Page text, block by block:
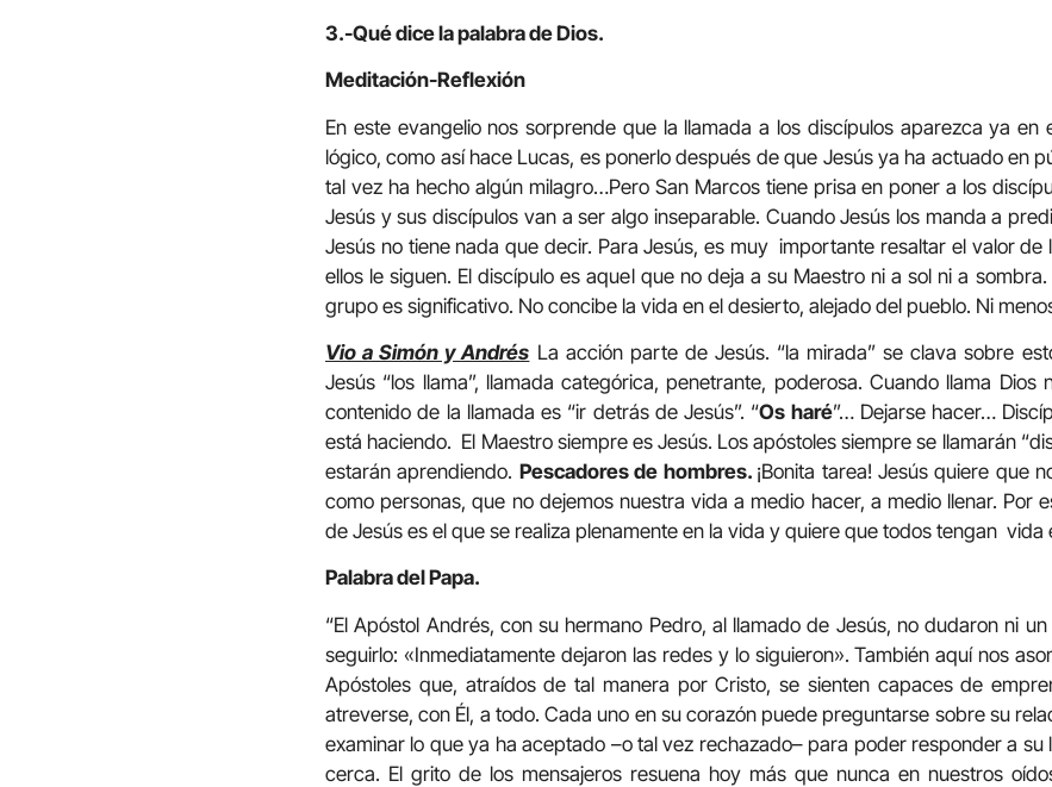
3.-Qué dice la palabra de Dios.
Meditación-Reflexión
En este evangelio nos sorprende que la llamada a los discípulos aparezca ya en
lógico, como así hace Lucas, es ponerlo después de que Jesús ya ha actuado en
tal vez ha hecho algún milagro…Pero San Marcos tiene prisa en poner a los
Jesús y sus discípulos van a ser algo inseparable. Cuando Jesús los manda a
Jesús no tiene nada que decir. Para Jesús, es muy importante resaltar el valor de
ellos le siguen. El discípulo es aquel que no deja a su Maestro ni a sol ni a
grupo es significativo. No concibe la vida en el desierto, alejado del pueblo. Ni
Vio a Simón y Andrés La acción parte de Jesús. “la mirada” se clava sobre
Jesús “los llama”, llamada categórica, penetrante, poderosa. Cuando llama Dios
contenido de la llamada es “ir detrás de Jesús”. “Os haré”… Dejarse hacer…
está haciendo. El Maestro siempre es Jesús. Los apóstoles siempre se llamarán
estarán aprendiendo. Pescadores de hombres. ¡Bonita tarea! Jesús quiere que
como personas, que no dejemos nuestra vida a medio hacer, a medio llenar. Por
de Jesús es el que se realiza plenamente en la vida y quiere que todos tengan
Palabra del Papa.
“El Apóstol Andrés, con su hermano Pedro, al llamado de Jesús, no dudaron ni
seguirlo: «Inmediatamente dejaron las redes y lo siguieron». También aquí nos
Apóstoles que, atraídos de tal manera por Cristo, se sienten capaces de
atreverse, con Él, a todo. Cada uno en su corazón puede preguntarse sobre su
examinar lo que ya ha aceptado –o tal vez rechazado– para poder responder a su
cerca. El grito de los mensajeros resuena hoy más que nunca en nuestros